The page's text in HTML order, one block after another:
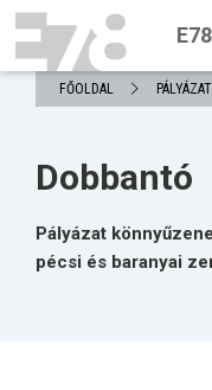
E78
FŐOLDAL
Dobbantó
Pályázat
pécsi és baranyai